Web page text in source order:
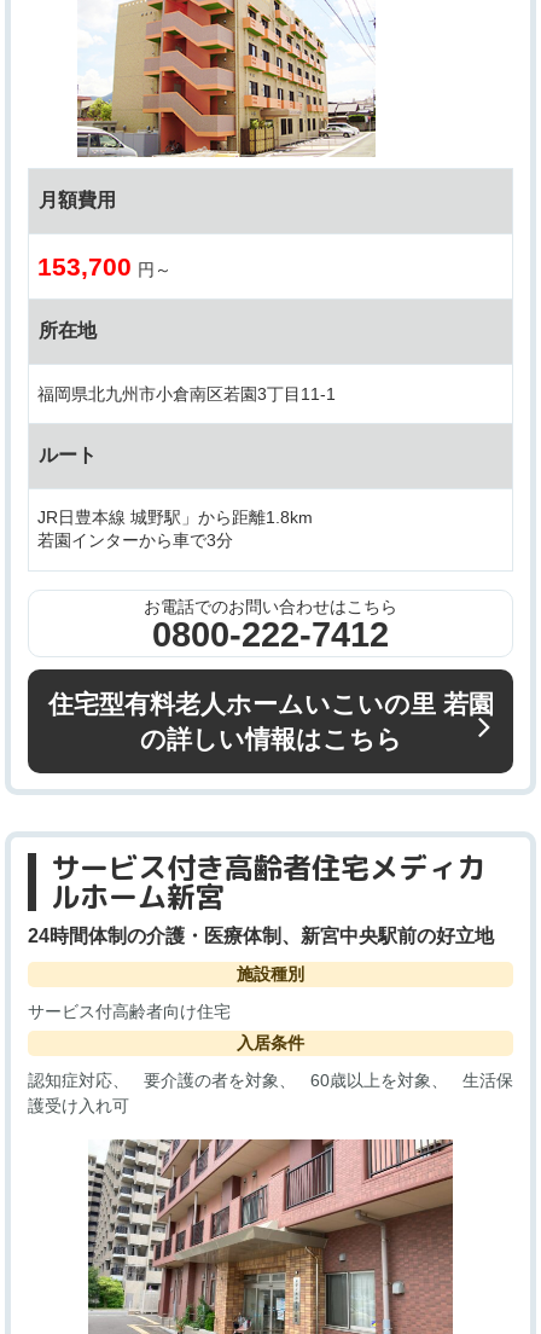
月額費用
153,700 円～
所在地
福岡県北九州市小倉南区若園3丁目11-1
ルート
JR日豊本線 城野駅」から距離1.8km
若園インターから車で3分
お電話でのお問い合わせはこちら
0800-222-7412
住宅型有料老人ホームいこいの里 若園
の詳しい情報はこちら
サービス付き高齢者住宅メディカ
ルホーム新宮
24時間体制の介護・医療体制、新宮中央駅前の好立地
施設種別
サービス付高齢者向け住宅
入居条件
認知症対応
要介護の者を対象 60歳以上を対象
生活保
護受け入れ可